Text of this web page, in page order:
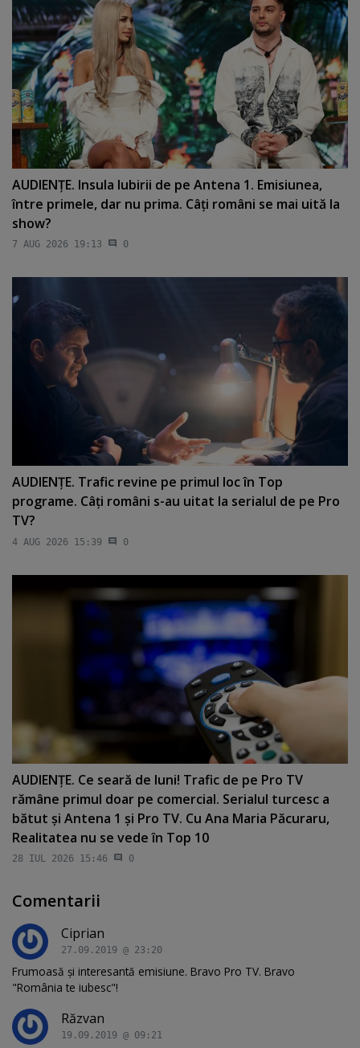
AUDIENŢE. Insula Iubirii de pe Antena 1. Emisiunea,
între primele, dar nu prima. Câţi români se mai uită la
show?
7 AUG 2026 19:13 0
AUDIENŢE. Trafic revine pe primul loc în Top
programe. Câţi români s-au uitat la serialul de pe Pro
TV?
4 AUG 2026 15:39 0
AUDIENŢE. Ce seară de luni! Trafic de pe Pro TV
rămâne primul doar pe comercial. Serialul turcesc a
bătut şi Antena 1 şi Pro TV. Cu Ana Maria Păcuraru,
Realitatea nu se vede în Top 10
28 IUL 2026 15:46 0
Comentarii
Ciprian
27.09.2019 @ 23:20
Frumoasă și interesantă emisiune. Bravo Pro TV. Bravo
"România te iubesc"!
Răzvan
19.09.2019 @ 09:21